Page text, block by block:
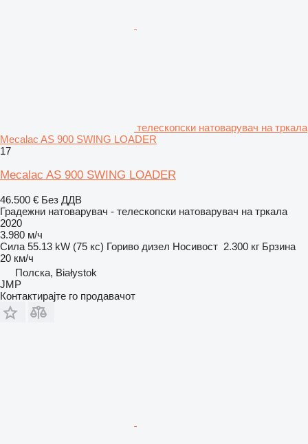
телескопски натоварувач на тркала
Mecalac AS 900 SWING LOADER
17
Mecalac AS 900 SWING LOADER
46.500 € Без ДДВ
Градежни натоварувач - телескопски натоварувач на тркала
2020
3.980 м/ч
Сила 55.13 kW (75 кс) Гориво дизел Носивост 2.300 кг Брзина
20 км/ч
Полска, Białystok
JMP
Контактирајте го продавачот